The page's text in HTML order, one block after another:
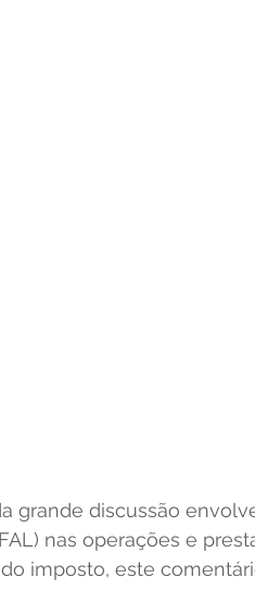
grande discussão
nas operações e
imposto, este